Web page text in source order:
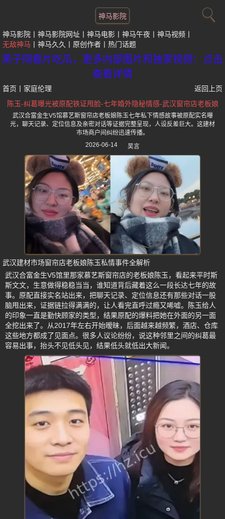
神马影院
神马影院 神马影院网址 神马电影 神马午夜
神马视频
无敌神马
神马久久 原创作者 热门话题
黑子网看片吃瓜，更多内部图片和独家视频：点击
查看详情
首页 家庭伦理
返回上页
陈玉-纠葛曝光被原配铁证甩脸-七年婚外隐秘情感-武汉窗帘店老板娘
武汉合富金生V5馆慕艺斯窗帘店老板娘陈玉七年私下情感故事被原配实名曝
光，聊天记录、定位信息及亲密对话等证据完整呈现，人设反差巨大。这建材
市场商户间纠纷迅速传播。
2026-06-14
吴言
武汉建材市场窗帘店老板娘陈玉私情事件全解析
武汉合富金生V5馆里那家慕艺斯窗帘店的老板娘陈玉，看起来平时斯
斯文文，生意做得稳稳当当，谁知道背后藏着这么一段长达七年的故
事。原配直接实名站出来，把聊天记录、定位信息还有那些对话一股
脑甩出来，证据链拉得满满的，让人看完直呼过瘾又唏嘘。陈玉给人
的印象一直是勤快顾家的类型，结果原配的爆料把她在外面的另一面
全挖出来了。从2017年左右开始暧昧，后面越来越频繁，酒店、仓库
这些地方都成了见面点。很多人议论纷纷，说这种邻里之间的纠葛最
容易出事，抬头不见低头见，结果低头就低出大新闻。